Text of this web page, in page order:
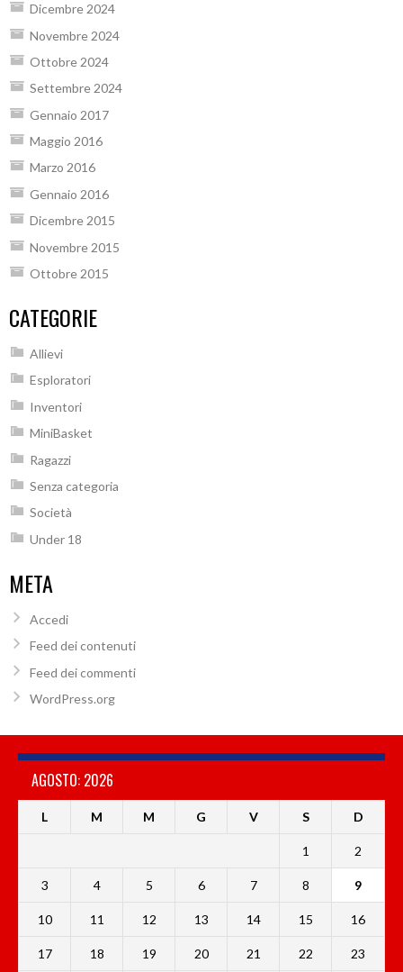
Dicembre 2024
Novembre 2024
Ottobre 2024
Settembre 2024
Gennaio 2017
Maggio 2016
Marzo 2016
Gennaio 2016
Dicembre 2015
Novembre 2015
Ottobre 2015
CATEGORIE
Allievi
Esploratori
Inventori
MiniBasket
Ragazzi
Senza categoria
Società
Under 18
META
Accedi
Feed dei contenuti
Feed dei commenti
WordPress.org
AGOSTO: 2026
L M M G V S D
1 2
3 4 5 6 7 8 9
10 11 12 13 14 15 16
17 18 19 20 21 22 23